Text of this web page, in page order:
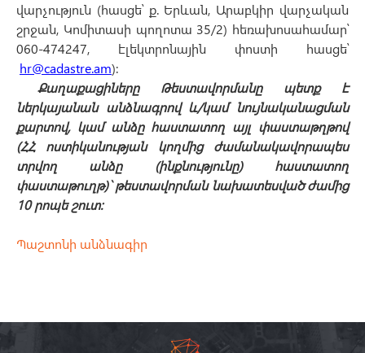
վարչություն (հասցե՝ ք. Երևան, Արաբկիր վարչական
շրջան, Կոմիտասի պողոտա 35/2) հեռախոսահամար՝
060-474247, էլեկտրոնային փոստի հասցե՝
hr@cadastre.am):
Քաղաքացիները Թեստավորմանը պետք է
ներկայանան անձնագրով և/կամ նույնականացման
քարտով, կամ անձը հաստատող այլ փաստաթղթով
(ՀՀ ոստիկանության կողմից ժամանակավորապես
տրվող անձը (ինքնությունը) հաստատող
փաստաթուղթ)` թեստավորման նախատեսված ժամից
10 րոպե շուտ:
Պաշտոնի անձնագիր